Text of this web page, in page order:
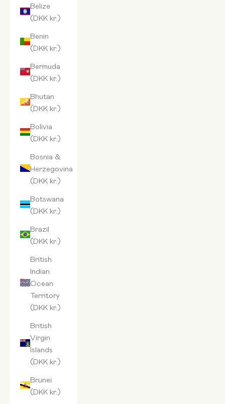
Belize
(DKK kr.)
Benin
(DKK kr.)
Bermuda
(DKK kr.)
Bhutan
(DKK kr.)
Bolivia
(DKK kr.)
Bosnia &
Herzegovina
(DKK kr.)
Botswana
(DKK kr.)
Brazil
(DKK kr.)
British
Indian
Ocean
Territory
(DKK kr.)
British
Virgin
Islands
(DKK kr.)
Brunei
(DKK kr.)